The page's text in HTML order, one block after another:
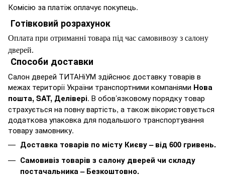
Комісію за платіж оплачує покупець.
Готівковий розрахунок
Оплата при отриманні товара під час самовивозу з салону
дверей.
Способи доставки
Салон дверей ТИТАНіУМ здійснює доставку товарів в
межах території України транспортними компаніями Нова
пошта, SAT, Делівері. В обов’язковому порядку товар
страхується на повну вартість, а також вікористовується
додаткова упаковка для подальшого транспортування
товару замовнику.
Доставка товарів по місту Києву – від 600 гривень.
Самовивіз товарів з салону дверей чи складу
постачальника – Безкоштовно.